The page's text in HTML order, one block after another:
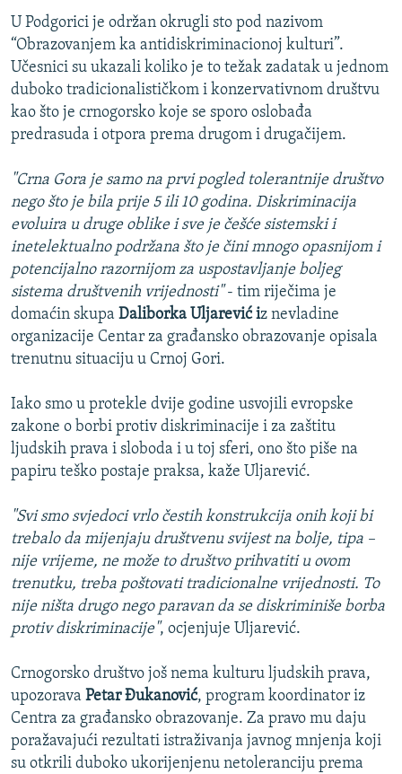
POST SCRIPTUM
MOJA EVROPA
TRI DECENIJE OD RATA U BIH
SVE KARTE DEJTONA
Sve RFE/RL stranice
U Podgorici je održan okrugli sto pod nazivom
“Obrazovanjem ka antidiskriminacionoj kulturi”.
Učesnici su ukazali koliko je to težak zadatak u jednom
duboko tradicionalističkom i konzervativnom društvu
kao što je crnogorsko koje se sporo oslobađa
predrasuda i otpora prema drugom i drugačijem.
"Crna Gora je samo na prvi pogled tolerantnije društvo
nego što je bila prije 5 ili 10 godina. Diskriminacija
evoluira u druge oblike i sve je češće sistemski i
inetelektualno podržana što je čini mnogo opasnijom i
potencijalno razornijom za uspostavljanje boljeg
sistema društvenih vrijednosti"- tim riječima je
domaćin skupa Daliborka Uljarević iz nevladine
organizacije Centar za građansko obrazovanje opisala
trenutnu situaciju u Crnoj Gori.
Iako smo u protekle dvije godine usvojili evropske
zakone o borbi protiv diskriminacije i za zaštitu
ljudskih prava i sloboda i u toj sferi, ono što piše na
papiru teško postaje praksa, kaže Uljarević.
"Svi smo svjedoci vrlo čestih konstrukcija onih koji bi
trebalo da mijenjaju društvenu svijest na bolje, tipa –
nije vrijeme, ne može to društvo prihvatiti u ovom
trenutku, treba poštovati tradicionalne vrijednosti. To
nije ništa drugo nego paravan da se diskriminiše borba
protiv diskriminacije", ocjenjuje Uljarević.
Crnogorsko društvo još nema kulturu ljudskih prava,
upozorava Petar Đukanović, program koordinator iz
Centra za građansko obrazovanje. Za pravo mu daju
poražavajući rezultati istraživanja javnog mnjenja koji
su otkrili duboko ukorijenjenu netoleranciju prema